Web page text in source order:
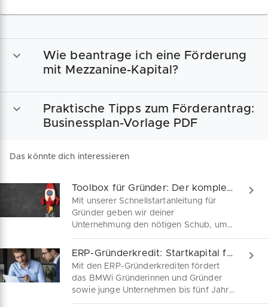
Fördermitteln, Zuschüssen &
zinsgünstigen Darlehen für Gründer und
Wie beantrage ich eine Förderung
mit Mezzanine-Kapital?
Praktische Tipps zum Förderantrag:
Businessplan-Vorlage PDF
Das könnte dich interessieren
Toolbox für Gründer: Der komplette Leitfaden als PDF
Mit unserer Schnellstartanleitung für
Gründer geben wir deiner
Unternehmung den nötigen Schub, um
erfolgreich zu sein. Von Businessplan,
Rechtsformwahl und Finanzierung bis
zum Thema Kundengewinnung
beantworten wir die wichtigsten Fragen
rund um die Selbstständigkeit.
ERP-Gründerkredit: Startkapital für Jungunternehmen
Mit den ERP-Gründerkrediten fördert
das BMWi Gründerinnen und Gründer
sowie junge Unternehmen bis fünf Jahre
mit zinsgünstigen Darlehen. ERP-